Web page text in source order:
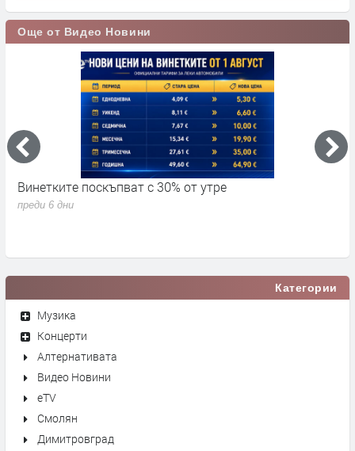
Още от Видео Новини
Винетките поскъпват с 30% от утре
преди 6 дни
Категории
Музика
Концерти
Алтернативата
Видео Новини
eTV
Смолян
Димитровград